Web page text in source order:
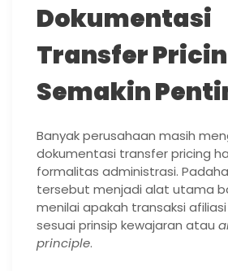
Dokumentasi
Transfer
Semakin
Banyak perusahaan masih
dokumentasi transfer pricing
formalitas administrasi.
tersebut menjadi alat utama
menilai apakah transaksi
sesuai prinsip kewajaran atau
principle.